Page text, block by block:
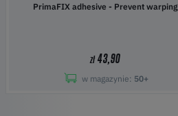
PrimaFIX adhesive - Prevent warping
zł43,90
w magazynie: 50+